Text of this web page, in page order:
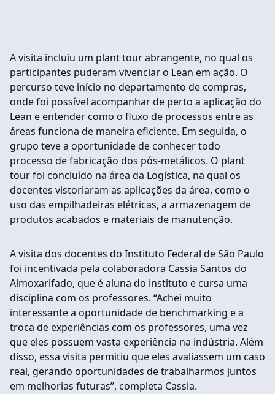
A visita incluiu um plant tour abrangente, no qual os
participantes puderam vivenciar o Lean em ação. O
percurso teve início no departamento de compras,
onde foi possível acompanhar de perto a aplicação do
Lean e entender como o fluxo de processos entre as
áreas funciona de maneira eficiente. Em seguida, o
grupo teve a oportunidade de conhecer todo
processo de fabricação dos pós-metálicos. O plant
tour foi concluído na área da Logística, na qual os
docentes vistoriaram as aplicações da área, como o
uso das empilhadeiras elétricas, a armazenagem de
produtos acabados e materiais de manutenção.
A visita dos docentes do Instituto Federal de São Paulo
foi incentivada pela colaboradora Cassia Santos do
Almoxarifado, que é aluna do instituto e cursa uma
disciplina com os professores. “Achei muito
interessante a oportunidade de benchmarking e a
troca de experiências com os professores, uma vez
que eles possuem vasta experiência na indústria. Além
disso, essa visita permitiu que eles avaliassem um caso
real, gerando oportunidades de trabalharmos juntos
em melhorias futuras”, completa Cassia.